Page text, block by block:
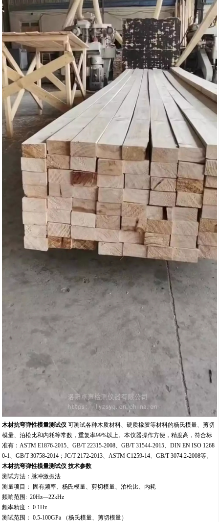
木材抗弯弹性模量测试仪可测试各种木质材料、硬质橡胶等材料的杨氏模量、剪切
模量、泊松比和内耗等常数，重复率99%以上。本仪器操作方便，精度高，符合标
准有：ASTM E1876-2015、GB/T 22315-2008、GB/T 31544-2015、DIN EN ISO 1268
0-1、GB/T 30758-2014；JC/T 2172-2013、ASTM C1259-14、GB/T 3074.2-2008等。
木材抗弯弹性模量测试仪技术参数
测试方法：脉冲激振法
测量项目： 固有频率、杨氏模量、剪切模量、泊松比、内耗
频响范围: 20Hz—22kHz
频率精度： 0.1Hz
测试范围： 0.5-100GPa （杨氏模量、剪切模量）